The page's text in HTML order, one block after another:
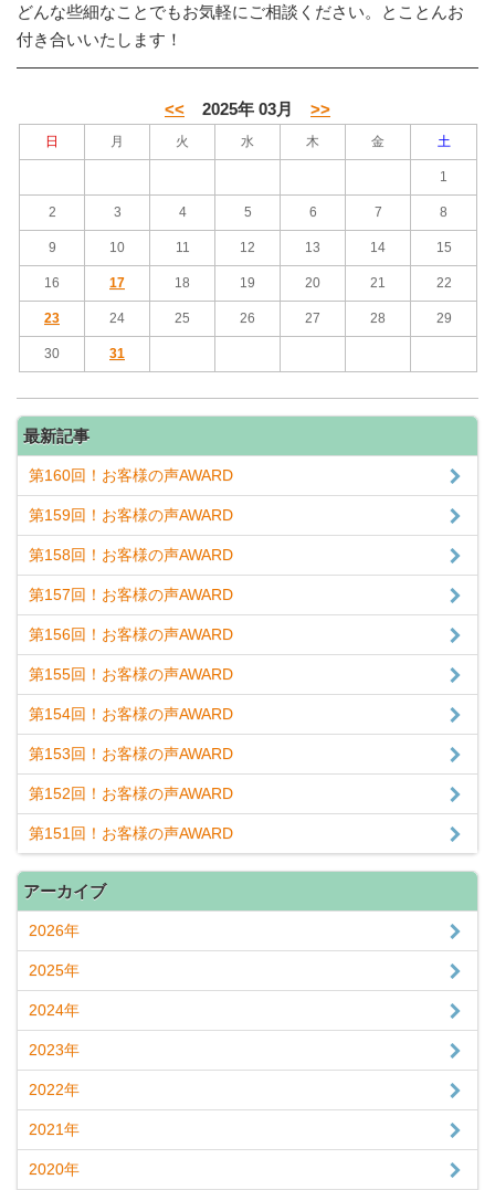
どんな些細なことでもお気軽にご相談ください。とことんお
付き合いいたします！
<< 2025年 03月 >>
日 月 火 水 木 金 土
1
2 3 4 5 6 7 8
9 10 11 12 13 14 15
16 17 18 19 20 21 22
23 24 25 26 27 28 29
30 31
最新記事
第160回！お客様の声AWARD
第159回！お客様の声AWARD
第158回！お客様の声AWARD
第157回！お客様の声AWARD
第156回！お客様の声AWARD
第155回！お客様の声AWARD
第154回！お客様の声AWARD
第153回！お客様の声AWARD
第152回！お客様の声AWARD
第151回！お客様の声AWARD
アーカイブ
2026年
2025年
2024年
2023年
2022年
2021年
2020年